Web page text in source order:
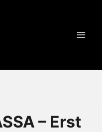
– Erst